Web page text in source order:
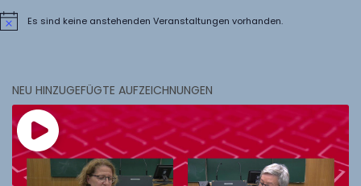
HinweisEs sind keine anstehenden Veranstaltungen vorhanden.
NEU HINZUGEFÜGTE AUFZEICHNUNGEN